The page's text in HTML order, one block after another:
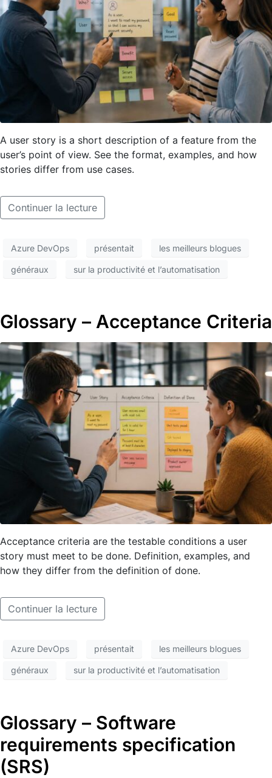
A user story is a short description of a feature from the
user’s point of view. See the format, examples, and how
stories differ from use cases.
Continuer la lecture
Azure DevOps présentait les meilleurs blogues
généraux sur la productivité et l’automatisation
Glossary – Acceptance Criteria
Acceptance criteria are the testable conditions a user
story must meet to be done. Definition, examples, and
how they differ from the definition of done.
Continuer la lecture
Azure DevOps présentait les meilleurs blogues
généraux sur la productivité et l’automatisation
Glossary – Software
requirements specification
(SRS)